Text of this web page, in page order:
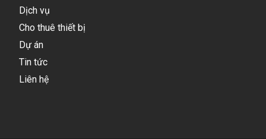
Dịch vụ
Cho thuê thiết bị
Dự án
Tin tức
Liên hệ